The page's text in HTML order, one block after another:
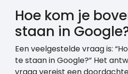
Hoe kom je
staan in
Een veelgestelde vraag is:
te staan in Google?” Het